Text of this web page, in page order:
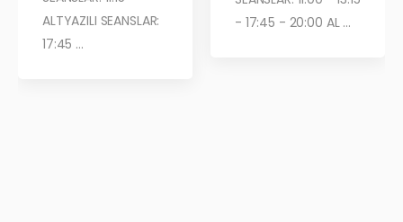
ALTYAZILI SEANSLAR:
17:45 ...
- 17:45 - 20:00 AL ...